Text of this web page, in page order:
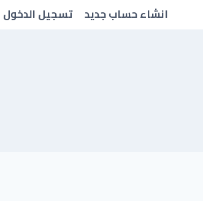
انشاء حساب جديد تسجيل الدخول